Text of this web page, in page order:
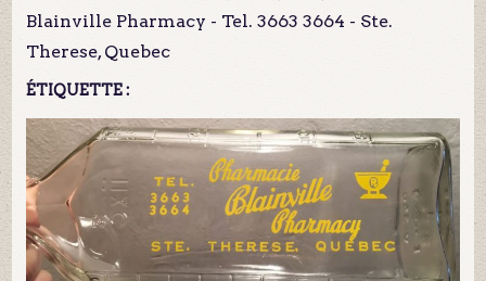
Blainville Pharmacy - Tel. 3663 3664 - Ste.
Therese, Quebec
ÉTIQUETTE :